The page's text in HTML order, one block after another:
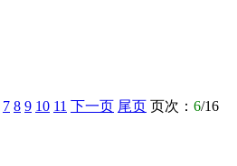
7 8 9 10 11 下一页 尾页 页次： 6/16